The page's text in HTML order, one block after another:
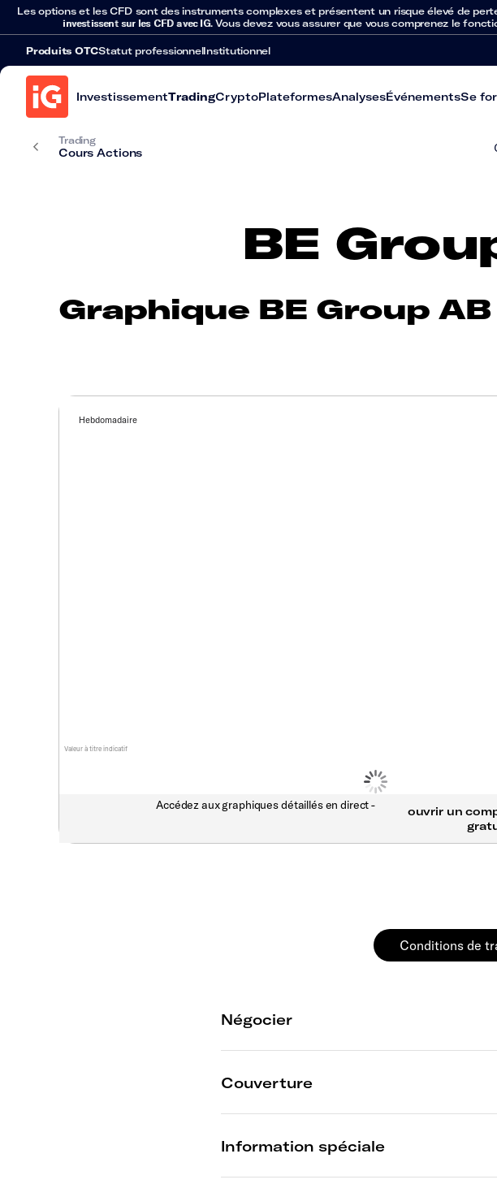
Les options et les CFD sont des instruments complexes et présentent un risque élevé de
investissent sur les CFD avec IG. Vous devez vous assurer que vous comprenez le
Produits OTCStatut professionnelInstitutionnel
InvestissementTradingCryptoPlateformesAnalysesÉvénementsSe
Trading
Cours Actions
BE
Graphique BE Group
Valeur à titre indicatif
Hebdomadaire
Accédez aux graphiques détaillés en direct -
Conditions de